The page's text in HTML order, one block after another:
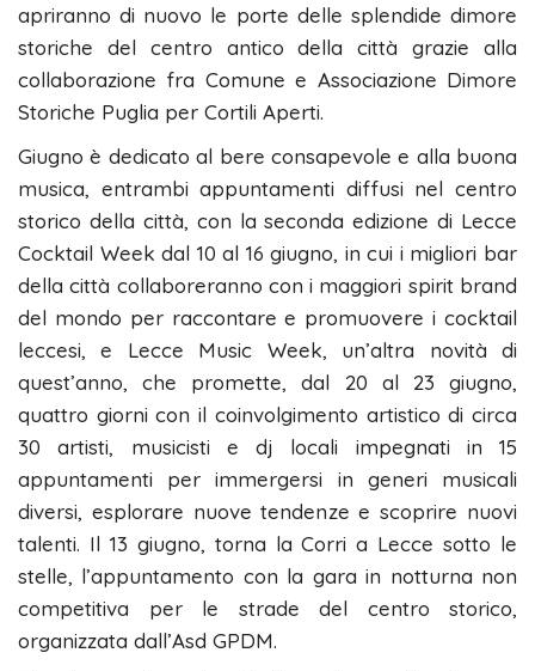
apriranno di nuovo le porte delle splendide dimore
storiche del centro antico della città grazie alla
collaborazione fra Comune e Associazione Dimore
Storiche Puglia per Cortili Aperti.
Giugno è dedicato al bere consapevole e alla buona
musica, entrambi appuntamenti diffusi nel centro
storico della città, con la seconda edizione di Lecce
Cocktail Week dal 10 al 16 giugno, in cui i migliori bar
della città collaboreranno con i maggiori spirit brand
del mondo per raccontare e promuovere i cocktail
leccesi, e Lecce Music Week, un’altra novità di
quest’anno, che promette, dal 20 al 23 giugno,
quattro giorni con il coinvolgimento artistico di circa
30 artisti, musicisti e dj locali impegnati in 15
appuntamenti per immergersi in generi musicali
diversi, esplorare nuove tendenze e scoprire nuovi
talenti. Il 13 giugno, torna la Corri a Lecce sotto le
stelle, l’appuntamento con la gara in notturna non
competitiva per le strade del centro storico,
organizzata dall’Asd GPDM.